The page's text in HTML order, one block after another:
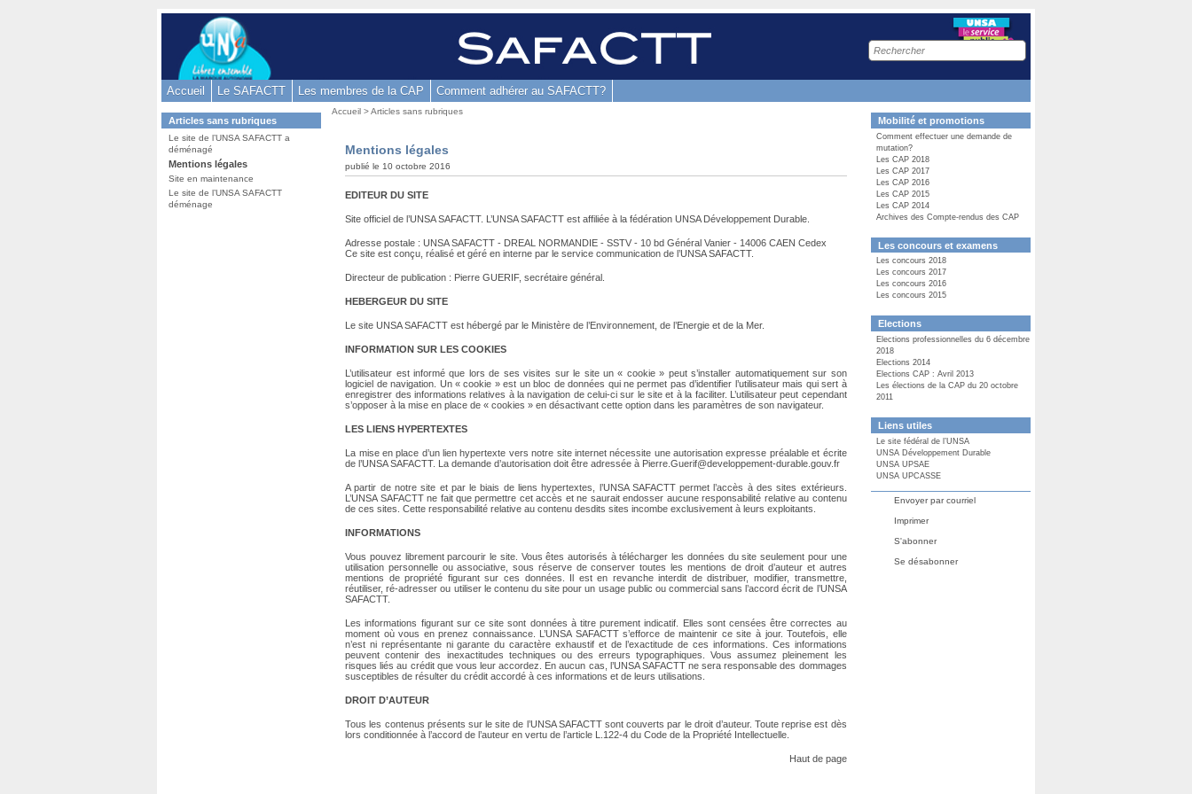
Recherche
sur
site
Accueil Le SAFACTT Les membres de la CAP Comment adhérer au SAFACTT?
Dans
la
rubrique
:
Articles sans rubriques
Le site de l’UNSA SAFACTT a
déménagé
Mentions légales
Site en maintenance
Le site de l’UNSA SAFACTT
déménage
Vous
Accueil >Articles sans rubriques
Mentions légales
publié le 10 octobre 2016
EDITEUR DU SITE
Site officiel de l’UNSA SAFACTT. L’UNSA SAFACTT est affiliée à la fédération UNSA Développement Durable.
Adresse postale : UNSA SAFACTT - DREAL NORMANDIE - SSTV - 10 bd Général Vanier - 14006 CAEN Cedex
Ce site est conçu, réalisé et géré en interne par le service communication de l’UNSA SAFACTT.
Directeur de publication : Pierre GUERIF, secrétaire général.
HEBERGEUR DU SITE
Le site UNSA SAFACTT est hébergé par le Ministère de l’Environnement, de l’Energie et de la Mer.
INFORMATION SUR LES COOKIES
L’utilisateur est informé que lors de ses visites sur le site un « cookie » peut s’installer automatiquement sur son
logiciel de navigation. Un « cookie » est un bloc de données qui ne permet pas d’identifier l’utilisateur mais qui sert à
enregistrer des informations relatives à la navigation de celui-ci sur le site et à la faciliter. L’utilisateur peut cependant
s’opposer à la mise en place de « cookies » en désactivant cette option dans les paramètres de son navigateur.
LES LIENS HYPERTEXTES
La mise en place d’un lien hypertexte vers notre site internet nécessite une autorisation expresse préalable et écrite
de l’UNSA SAFACTT. La demande d’autorisation doit être adressée à Pierre.Guerif@developpement-durable.gouv.fr
A partir de notre site et par le biais de liens hypertextes, l’UNSA SAFACTT permet l’accès à des sites extérieurs.
L’UNSA SAFACTT ne fait que permettre cet accès et ne saurait endosser aucune responsabilité relative au contenu
de ces sites. Cette responsabilité relative au contenu desdits sites incombe exclusivement à leurs exploitants.
INFORMATIONS
Vous pouvez librement parcourir le site. Vous êtes autorisés à télécharger les données du site seulement pour une
utilisation personnelle ou associative, sous réserve de conserver toutes les mentions de droit d’auteur et autres
mentions de propriété figurant sur ces données. Il est en revanche interdit de distribuer, modifier, transmettre,
réutiliser, ré-adresser ou utiliser le contenu du site pour un usage public ou commercial sans l’accord écrit de l’UNSA
SAFACTT.
Les informations figurant sur ce site sont données à titre purement indicatif. Elles sont censées être correctes au
moment où vous en prenez connaissance. L’UNSA SAFACTT s’efforce de maintenir ce site à jour. Toutefois, elle
n’est ni représentante ni garante du caractère exhaustif et de l’exactitude de ces informations. Ces informations
peuvent contenir des inexactitudes techniques ou des erreurs typographiques. Vous assumez pleinement les
risques liés au crédit que vous leur accordez. En aucun cas, l’UNSA SAFACTT ne sera responsable des dommages
susceptibles de résulter du crédit accordé à ces informations et de leurs utilisations.
DROIT D’AUTEUR
Tous les contenus présents sur le site de l’UNSA SAFACTT sont couverts par le droit d’auteur. Toute reprise est dès
lors conditionnée à l’accord de l’auteur en vertu de l’article L.122-4 du Code de la Propriété Intellectuelle.
Haut de page
Mobilité et promotions
Comment effectuer une demande de
mutation?
Les CAP 2018
Les CAP 2017
Les CAP 2016
Les CAP 2015
Les CAP 2014
Archives des Compte-rendus des CAP
Les concours et examens
Les concours 2018
Les concours 2017
Les concours 2016
Les concours 2015
Elections
Elections professionnelles du 6 décembre
2018
Elections 2014
Elections CAP : Avril 2013
Les élections de la CAP du 20 octobre
2011
Liens utiles
Le site fédéral de l’UNSA
UNSA Développement Durable
UNSA UPSAE
UNSA UPCASSE
Envoyer par courriel
Imprimer
S'abonner
Se désabonner